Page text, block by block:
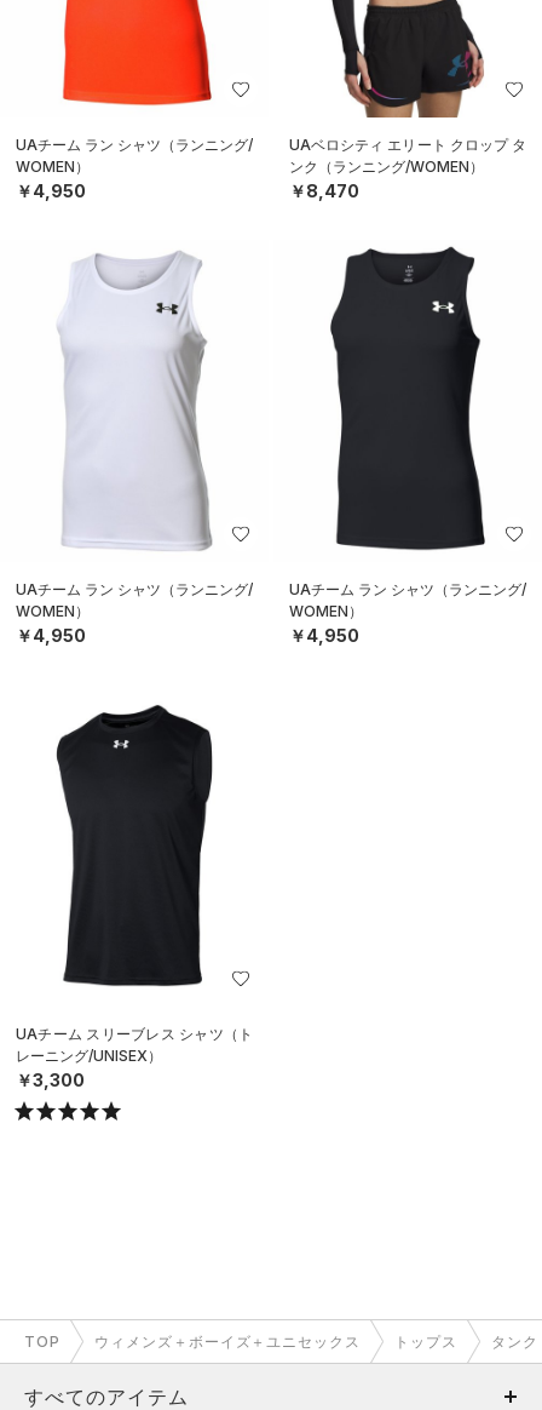
UAチーム ラン シャツ（ランニング/
WOMEN）
￥4,950
UAベロシティ エリート クロップ タ
ンク（ランニング/WOMEN）
￥8,470
UAチーム ラン シャツ（ランニング/
WOMEN）
￥4,950
UAチーム ラン シャツ（ランニング/
WOMEN）
￥4,950
UAチーム スリーブレス シャツ（ト
レーニング/UNISEX）
￥3,300
TOP ウィメンズ＋ボーイズ＋ユニセックス トップス タン
すべてのアイテム